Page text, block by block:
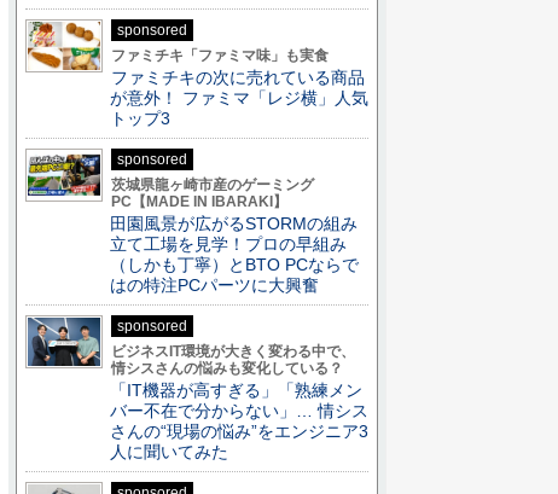
sponsored
ファミチキ「ファミマ味」も実食
ファミチキの次に売れている商品
が意外！ ファミマ「レジ横」人気
トップ3
sponsored
茨城県龍ヶ崎市産のゲーミング
PC【MADE IN IBARAKI】
田園風景が広がるSTORMの組み
立て工場を見学！プロの早組み
（しかも丁寧）とBTO PCならで
はの特注PCパーツに大興奮
sponsored
ビジネスIT環境が大きく変わる中で、
情シスさんの悩みも変化している？
「IT機器が高すぎる」「熟練メン
バー不在で分からない」… 情シス
さんの“現場の悩み”をエンジニア3
人に聞いてみた